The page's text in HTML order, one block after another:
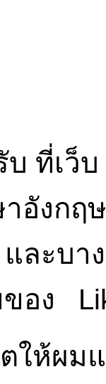
ที่เว็บ
อังกฤ
ละบา
อง
ผมแส